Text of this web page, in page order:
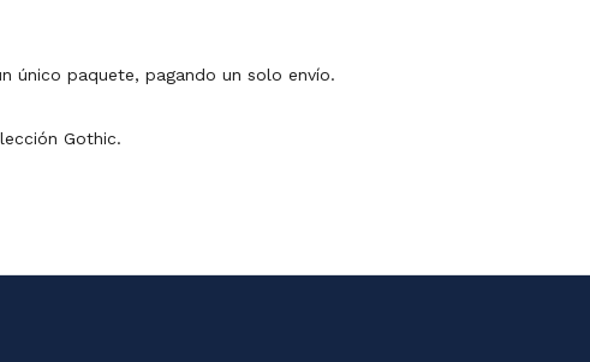
único paquete, pagando un solo envío.
Gothic.